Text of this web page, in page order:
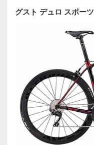
グスト デュロ スポーツ